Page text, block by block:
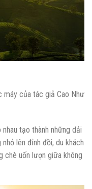
máy của tác giả Cao Như
tạo thành những dải
lên đỉnh đồi, du khách
chè uốn lượn giữa không